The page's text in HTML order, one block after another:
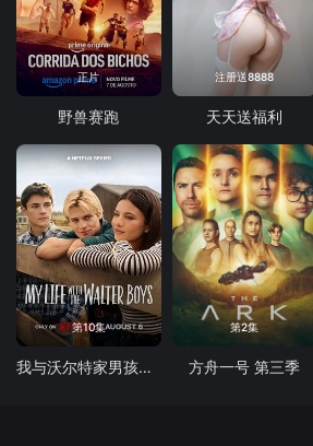
正片
野兽赛跑
注册送8888
天天送福利
第10集
我与沃尔特家男孩的生活 第三季
第2集
方舟一号 第三季